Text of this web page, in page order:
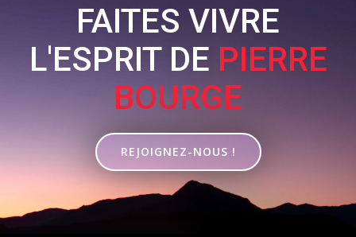
FAITES VIVRE
L'ESPRIT DE PIERRE
BOURGE
REJOIGNEZ-NOUS !